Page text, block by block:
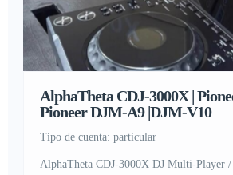
AlphaTheta CDJ-3000X |
Pioneer DJM-A9 |DJM-V10
tipo de cuenta: particular
AlphaTheta CDJ-3000X DJ Multi-Player /